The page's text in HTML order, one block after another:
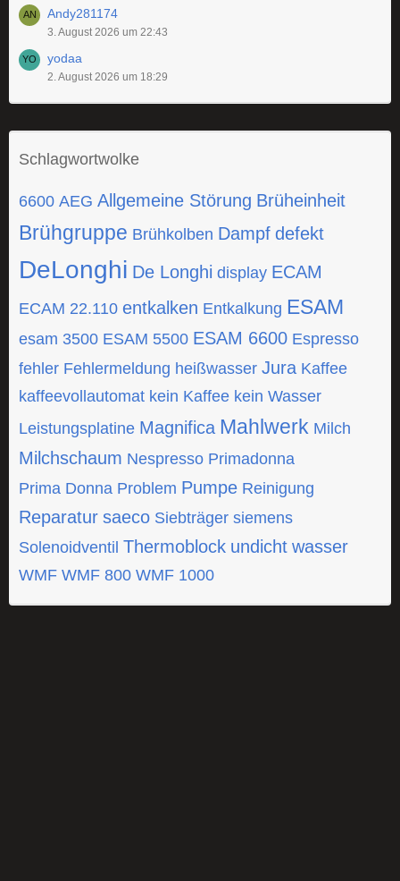
Andy281174
3. August 2026 um 22:43
yodaa
2. August 2026 um 18:29
Schlagwortwolke
6600 AEG Allgemeine Störung Brüheinheit
Brühgruppe Brühkolben Dampf defekt
DeLonghi De Longhi display ECAM
ECAM 22.110 entkalken Entkalkung ESAM
esam 3500 ESAM 5500 ESAM 6600 Espresso
fehler Fehlermeldung heißwasser Jura Kaffee
kaffeevollautomat kein Kaffee kein Wasser
Leistungsplatine Magnifica Mahlwerk Milch
Milchschaum Nespresso Primadonna
Prima Donna Problem Pumpe Reinigung
Reparatur saeco Siebträger siemens
Solenoidventil Thermoblock undicht wasser
WMF WMF 800 WMF 1000